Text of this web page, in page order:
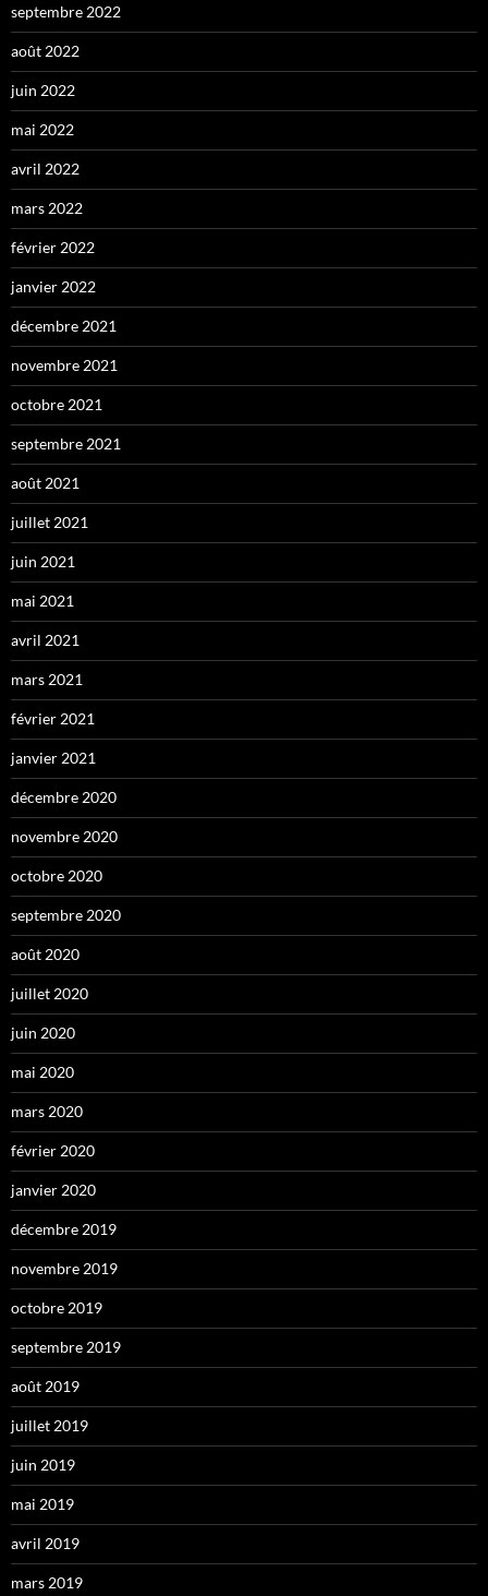
septembre 2022
août 2022
juin 2022
mai 2022
avril 2022
mars 2022
février 2022
janvier 2022
décembre 2021
novembre 2021
octobre 2021
septembre 2021
août 2021
juillet 2021
juin 2021
mai 2021
avril 2021
mars 2021
février 2021
janvier 2021
décembre 2020
novembre 2020
octobre 2020
septembre 2020
août 2020
juillet 2020
juin 2020
mai 2020
mars 2020
février 2020
janvier 2020
décembre 2019
novembre 2019
octobre 2019
septembre 2019
août 2019
juillet 2019
juin 2019
mai 2019
avril 2019
mars 2019